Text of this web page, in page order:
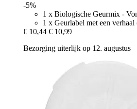
-5%
1 x Biologische Geurmix -
1 x Geurlabel met een
€ 10,44 € 10,99
Bezorging uiterlijk op 12. augustus